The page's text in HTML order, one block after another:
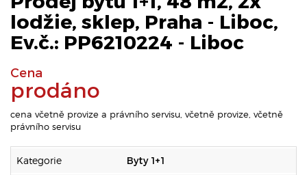
lodžie, sklep, Praha - Liboc,
Ev.č.: PP6210224 - Liboc
Cena
prodáno
cena včetně provize a právního servisu, včetně provize, včetně
právního servisu
Kategorie Byty 1+1